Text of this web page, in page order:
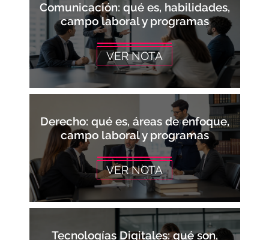
Comunicación: qué es, habilidades,
campo laboral y programas
VER NOTA
Derecho: qué es, áreas de enfoque,
campo laboral y programas
VER NOTA
Tecnologías Digitales: qué son,